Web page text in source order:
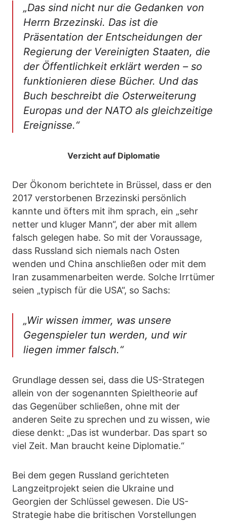
„Das sind nicht nur die Gedanken von
Herrn Brzezinski. Das ist die
Präsentation der Entscheidungen der
Regierung der Vereinigten Staaten, die
der Öffentlichkeit erklärt werden – so
funktionieren diese Bücher. Und das
Buch beschreibt die Osterweiterung
Europas und der NATO als gleichzeitige
Ereignisse.“
Verzicht auf Diplomatie
Der Ökonom berichtete in Brüssel, dass er den
2017 verstorbenen Brzezinski persönlich
kannte und öfters mit ihm sprach, ein „sehr
netter und kluger Mann“, der aber mit allem
falsch gelegen habe. So mit der Voraussage,
dass Russland sich niemals nach Osten
wenden und China anschließen oder mit dem
Iran zusammenarbeiten werde. Solche Irrtümer
seien „typisch für die USA“, so Sachs:
„Wir wissen immer, was unsere
Gegenspieler tun werden, und wir
liegen immer falsch.“
Grundlage dessen sei, dass die US-Strategen
allein von der sogenannten Spieltheorie auf
das Gegenüber schließen, ohne mit der
anderen Seite zu sprechen und zu wissen, wie
diese denkt: „Das ist wunderbar. Das spart so
viel Zeit. Man braucht keine Diplomatie.“
Bei dem gegen Russland gerichteten
Langzeitprojekt seien die Ukraine und
Georgien der Schlüssel gewesen. Die US-
Strategie habe die britischen Vorstellungen